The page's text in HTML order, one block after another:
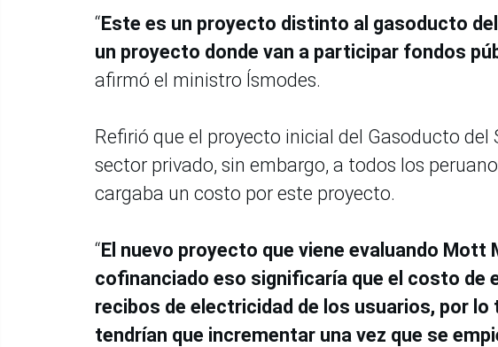
“Este es un proyecto distinto al gasoducto
un proyecto donde van a participar fondos
afirmó el ministro Ísmodes.
Refirió que el proyecto inicial del Gasoducto
sector privado, sin embargo, a todos los
cargaba un costo por este proyecto.
“El nuevo proyecto que viene evaluando Mott
cofinanciado eso significaría que el costo de
recibos de electricidad de los usuarios, por
tendrían que incrementar una vez que se